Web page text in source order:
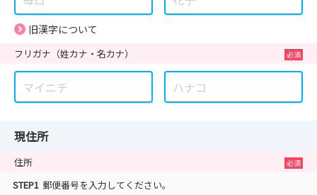
旧漢字について
フリガナ （姓カナ・名カナ）
現住所
住所
STEP1 郵便番号を入力してください。